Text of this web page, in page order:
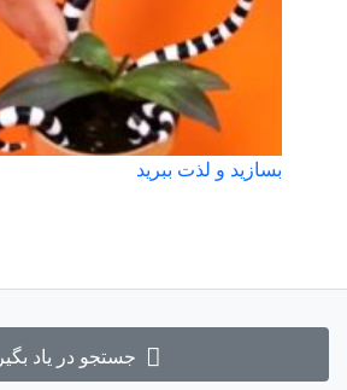
جستجو در یاد بگیر
بسازید و لذت ببرید